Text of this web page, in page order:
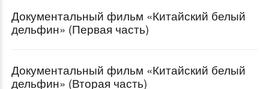
Документальный фильм «Китайский белый
дельфин» (Первая часть)
Документальный фильм «Китайский белый
дельфин» (Вторая часть)